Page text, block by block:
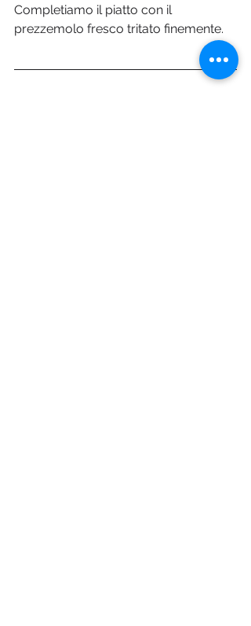
Completiamo il piatto con il
prezzemolo fresco tritato finemente.